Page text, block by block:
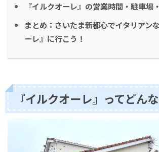
『イルクオーレ』の営業時間・駐車場
まとめ：さいたま新都心でイタリアン
ーレ』に行こう！
『イルクオーレ』ってどん